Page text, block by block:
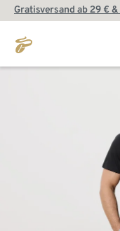
Gratisversand ab 29 €